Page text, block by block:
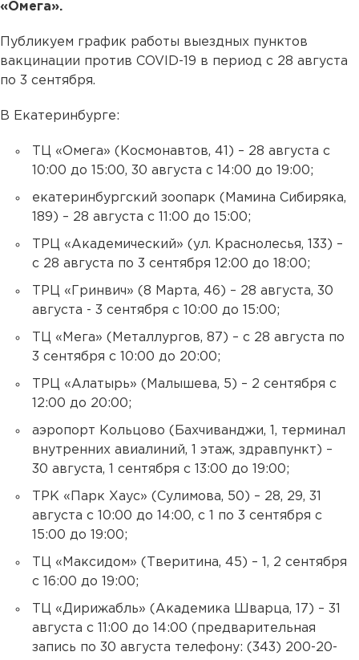
«Омега».
Публикуем график работы выездных пунктов
вакцинации против COVID-19 в период с 28 августа
по 3 сентября.
В Екатеринбурге:
ТЦ «Омега» (Космонавтов, 41) – 28 августа с
10:00 до 15:00, 30 августа с 14:00 до 19:00;
екатеринбургский зоопарк (Мамина Сибиряка,
189) – 28 августа с 11:00 до 15:00;
ТРЦ «Академический» (ул. Краснолесья, 133) –
с 28 августа по 3 сентября 12:00 до 18:00;
ТРЦ «Гринвич» (8 Марта, 46) – 28 августа, 30
августа - 3 сентября с 10:00 до 15:00;
ТЦ «Мега» (Металлургов, 87) – с 28 августа по
3 сентября с 10:00 до 20:00;
ТРЦ «Алатырь» (Малышева, 5) – 2 сентября с
12:00 до 20:00;
аэропорт Кольцово (Бахчиванджи, 1, терминал
внутренних авиалиний, 1 этаж, здравпункт) –
30 августа, 1 сентября с 13:00 до 19:00;
ТРК «Парк Хаус» (Сулимова, 50) – 28, 29, 31
августа с 10:00 до 14:00, с 1 по 3 сентября с
15:00 до 19:00;
ТЦ «Максидом» (Тверитина, 45) – 1, 2 сентября
с 16:00 до 19:00;
ТЦ «Дирижабль» (Академика Шварца, 17) – 31
августа с 11:00 до 14:00 (предварительная
запись по 30 августа телефону: (343) 200-20-